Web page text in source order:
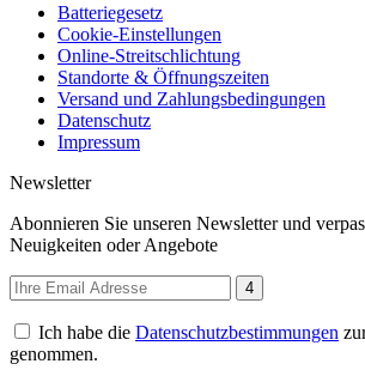
Batteriegesetz
Cookie-Einstellungen
Online-Streitschlichtung
Standorte & Öffnungszeiten
Versand und Zahlungsbedingungen
Datenschutz
Impressum
Newsletter
Abonnieren Sie unseren Newsletter und
Neuigkeiten oder Angebote
4
Ich habe die Datenschutzbestimmungen
genommen.